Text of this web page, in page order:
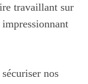
travaillant sur
nos